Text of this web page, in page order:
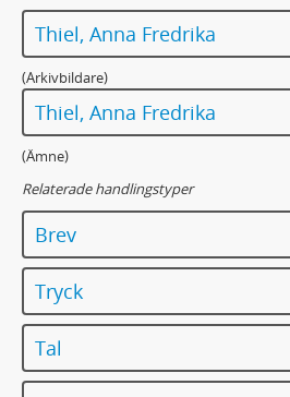
Thiel, Anna Fredrika
(Arkivbildare)
Thiel, Anna Fredrika
(Ämne)
Relaterade handlingstyper
Brev
Tryck
Tal